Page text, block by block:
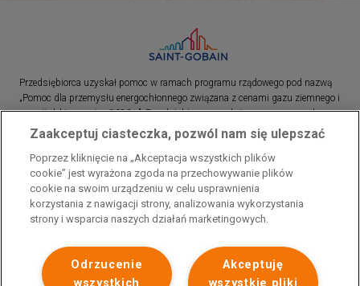
Przedsiębiorca uzyskał pomoc w ramach programu rządowego pod nazwą
„Pomoc dla przemysłu energochłonnego związana z cenami gazu ziemnego i
energii elektrycznej w 2023 r.”. Przedsiębiorca uzyskał pomoc w ramach
programu rządowego pod nazwą: „Pomoc dla sektorów energochłonnych
związana z nagłymi wzrostami cen gazu ziemnego i energii elektrycznej w
2022 r.”
Zaakceptuj ciasteczka, pozwól nam się ulepszać
Poprzez kliknięcie na „Akceptacja wszystkich plików
cookie” jest wyrażona zgoda na przechowywanie plików
cookie na swoim urządzeniu w celu usprawnienia
korzystania z nawigacji strony, analizowania wykorzystania
strony i wsparcia naszych działań marketingowych.
Akceptuję
wszystkie pliki
Odrzucenie
wszystkich